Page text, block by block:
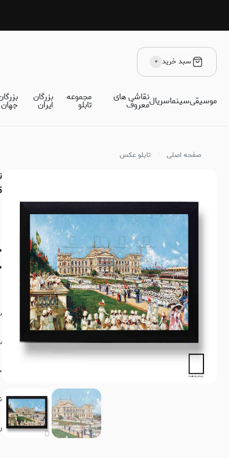
سبد خرید ۰
موسیقیسینماسریالنقاشی های
معروف
مجموعه
تابلو
بزرگان
ایران جهان
صفحه اصلی تابلو عکس